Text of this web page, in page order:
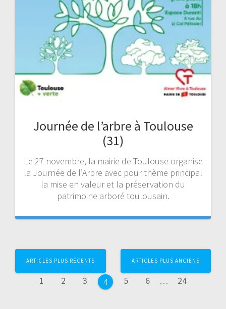
Journée de l’arbre à Toulouse
(31)
Le 27 novembre, la mairie de Toulouse organise
la Journée de l’Arbre avec pour thème principal
la mise en valeur et la préservation du
patrimoine arboré toulousain.
Navigation
au
ARTICLES PLUS RÉCENTS
Page
1 Page
2 Page
3 Page
4 Page
5 Page
6 … Page
24
ARTICLES PLUS ANCIENS